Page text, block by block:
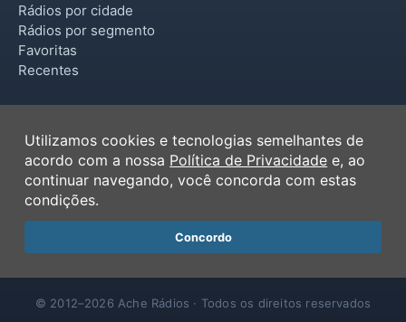
Rádios por cidade
Rádios por segmento
Favoritas
Recentes
Termos de Uso
Política de Privacidade
Ferramentas
Contato
© 2012–2026 Ache Rádios · Todos os direitos reservados
Utilizamos cookies e tecnologias semelhantes de
acordo com a nossa Política de Privacidade e, ao
continuar navegando, você concorda com estas
condições.
Concordo